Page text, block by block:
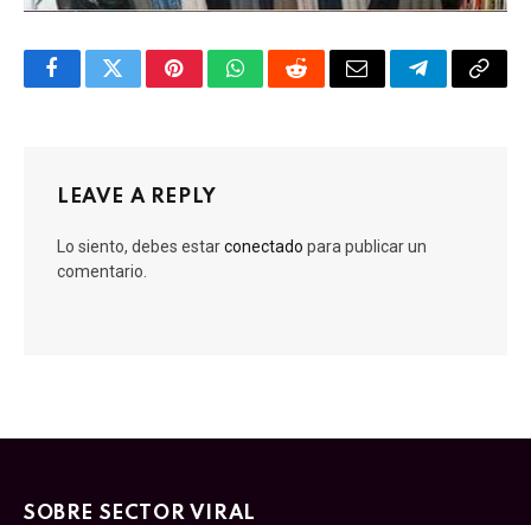
FacebookTwitterPinterestWhatsAppRedditEmail TelegramCopy
LEAVE A REPLY
Lo siento, debes estarconectado para publicar un
comentario.
SOBRE SECTOR VIRAL